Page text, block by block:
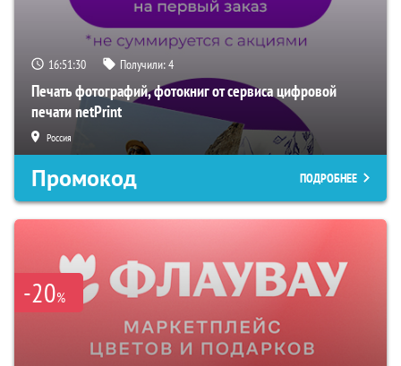
16:51:29 Получили:4
Печать фотографий, фотокниг от сервиса цифровой
печати netPrint
Россия
Промокод ПОДРОБНЕЕ
-20%